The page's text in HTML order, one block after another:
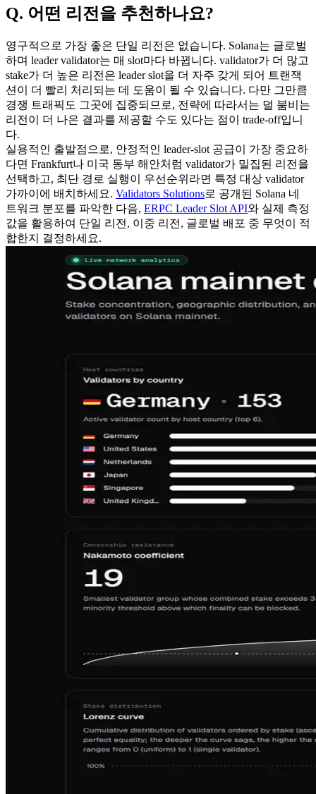
Q. 어떤 리전을 추천하나요?
영구적으로 가장 좋은 단일 리전은 없습니다. Solana는 글로벌
하며 leader validator는 매 slot마다 바뀝니다. validator가 더 많고
stake가 더 높은 리전은 leader slot을 더 자주 갖게 되어 트랜잭
션이 더 빨리 처리되는 데 도움이 될 수 있습니다. 다만 그만큼
경쟁 트래픽도 그곳에 집중되므로, 전략에 따라서는 덜 붐비는
리전이 더 나은 결과를 제공할 수도 있다는 점이 trade-off입니
다.
실용적인 출발점으로, 안정적인 leader-slot 공급이 가장 중요하
다면 Frankfurt나 미국 동부 해안처럼 validator가 밀집된 리전을
선택하고, 최단 경로 실행이 우선순위라면 특정 대상 validator
가까이에 배치하세요. Validators Solutions로 공개된 Solana 네
트워크 분포를 파악한 다음, ERPC Leader Slot API와 실제 측정
값을 활용하여 단일 리전, 이중 리전, 글로벌 배포 중 무엇이 적
합한지 결정하세요.